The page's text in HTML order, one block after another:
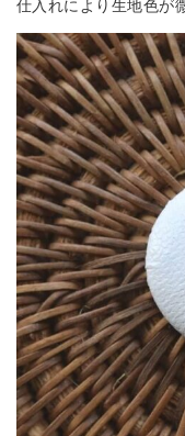
仕入れにより生地色が